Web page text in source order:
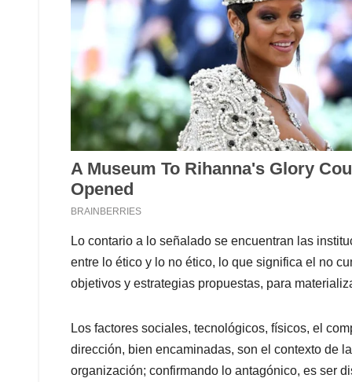
Lo contario a lo señalado se encuentran las
entre lo ético y lo no ético, lo que significa el no
objetivos y estrategias propuestas, para
Los factores sociales, tecnológicos, físicos, el
dirección, bien encaminadas, son el contexto de
organización; confirmando lo antagónico, es ser